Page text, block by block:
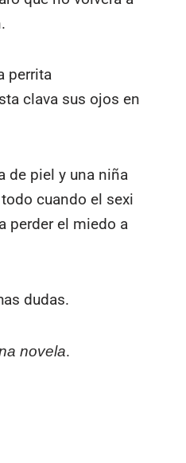
perrita
clava sus ojos en
de piel y una niña
cuando el sexi
perder el miedo a
dudas.
novela.